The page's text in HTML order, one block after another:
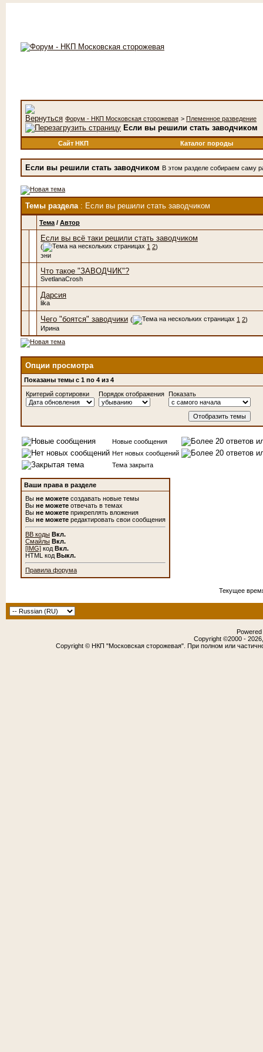
Форум - НКП Московская сторожевая > Племенное разведение
Если вы решили стать заводчиком
Сайт НКП Каталог породы
Если вы решили стать заводчиком В этом разделе собираем саму
Темы раздела: Если вы решили стать заводчиком
Тема / Автор
Если вы всё таки решили стать заводчиком
( 1 2)
эни
Что такое "ЗАВОДЧИК"?
SvetlanaCrosh
Дарсия
lika
Чего "боятся" заводчики ( 1 2)
Ирина
Опции просмотра
Показаны темы с 1 по 4 из 4
Критерий сортировки
Порядок отображения Показать
Новые сообщения
Нет новых сообщений
Тема закрыта
Ваши права в разделе
Вы не можете создавать новые темы
Вы не можете отвечать в темах
Вы не можете прикреплять вложения
Вы не можете редактировать свои сообщения
BB коды Вкл.
Смайлы Вкл.
[IMG] код Вкл.
HTML код Выкл.
Правила форума
Текущее
Copyright ©2000 -
Copyright © НКП "Московская сторожевая". При полном или